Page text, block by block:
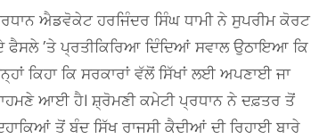
ਐਡਵੋਕੇਟ ਹਰਜਿੰਦਰ ਸਿੰਘ ਧਾਮੀ ਨੇ ਸੁਪਰੀਮ ਕੋਰਟ
ਫੈਸਲੇ ’ਤੇ ਪ੍ਰਤੀਕਿਰਿਆ ਦਿੰਦਿਆਂ ਸਵਾਲ ਉਠਾਇਆ ਕਿ
ਕਿਹਾ ਕਿ ਸਰਕਾਰਾਂ ਵੱਲੋਂ ਸਿੱਖਾਂ ਲਈ ਅਪਣਾਈ ਜਾ
ਆਈ ਹੈ। ਸ਼੍ਰੋਮਣੀ ਕਮੇਟੀ ਪ੍ਰਧਾਨ ਨੇ ਦਫ਼ਤਰ ਤੋਂ
ਤੋਂ ਬੰਦ ਸਿੱਖ ਰਾਜਸੀ ਕੈਦੀਆਂ ਦੀ ਰਿਹਾਈ ਬਾਰੇ